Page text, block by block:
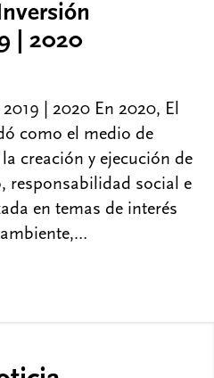
| 2020
| 2020 En 2020, El
como el medio de
creación y ejecución de
responsabilidad social e
en temas de interés